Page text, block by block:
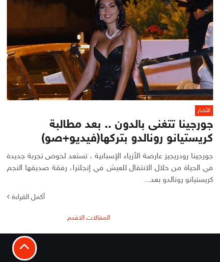
الأخبار
جورجينا تتغنى بالدون .. بعد مطالبة
كريستيانو رونالدو بتركها(فيديو+صو)
جورجينا رودريجيز عارضة الأزياء الإسبانية ، تستعد لخوض تجربة جديدة
في الحياة من خلال الانتقال للعيش في إنجلترا، رفقة صديقها النجم
كريستيانو رونالدو بعد...
أكمل القراءة
المقالات
المقالات الاقدم